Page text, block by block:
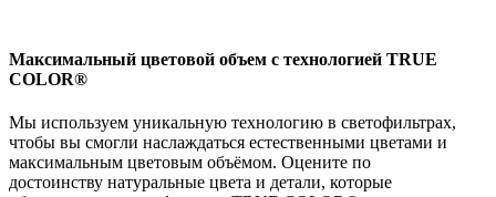
Максимальный цветовой объем с технологией TRUE
COLOR®
Мы используем уникальную технологию в светофильтрах,
чтобы вы смогли наслаждаться естественными цветами и
максимальным цветовым объёмом. Оцените по
достоинству натуральные цвета и детали, которые